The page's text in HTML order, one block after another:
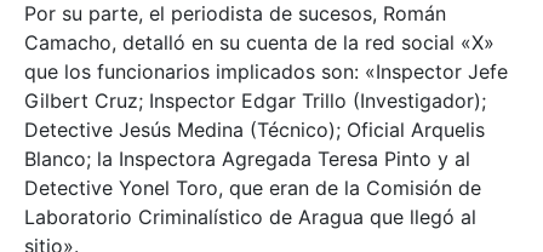
Por su parte, el periodista de sucesos, Román
Camacho, detalló en su cuenta de la red social «X»
que los funcionarios implicados son: «Inspector Jefe
Gilbert Cruz; Inspector Edgar Trillo (Investigador);
Detective Jesús Medina (Técnico); Oficial Arquelis
Blanco; la Inspectora Agregada Teresa Pinto y al
Detective Yonel Toro, que eran de la Comisión de
Laboratorio Criminalístico de Aragua que llegó al
sitio».